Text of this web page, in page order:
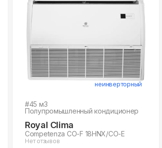
неинверторный
#45 м3
Полупромышленный кондиционер
Royal Clima
Competenza CO-F 18HNX/CO-E
Нет отзывов